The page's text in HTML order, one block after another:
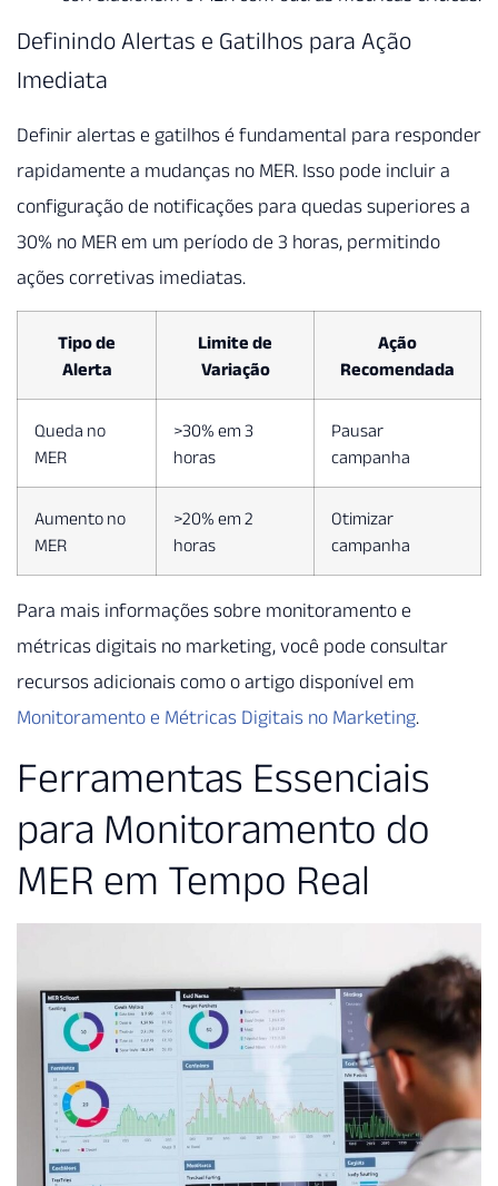
Definindo Alertas e Gatilhos para Ação
Imediata
Definir alertas e gatilhos é fundamental para responder
rapidamente a mudanças no MER. Isso pode incluir a
configuração de notificações para quedas superiores a
30% no MER em um período de 3 horas, permitindo
ações corretivas imediatas.
Tipo de
Alerta
Limite de
Variação
Ação
Recomendada
Queda no
MER
>30% em 3
horas
Pausar
campanha
Aumento no
MER
>20% em 2
horas
Otimizar
campanha
Para mais informações sobre monitoramento e
métricas digitais no marketing, você pode consultar
recursos adicionais como o artigo disponível em
Monitoramento e Métricas Digitais no Marketing.
Ferramentas Essenciais
para Monitoramento do
MER em Tempo Real